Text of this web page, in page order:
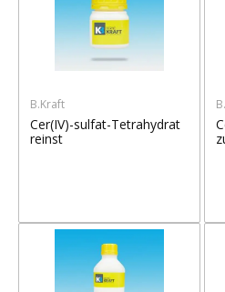
B.Kraft
Cer(IV)-sulfat-Tetrahydrat
reinst